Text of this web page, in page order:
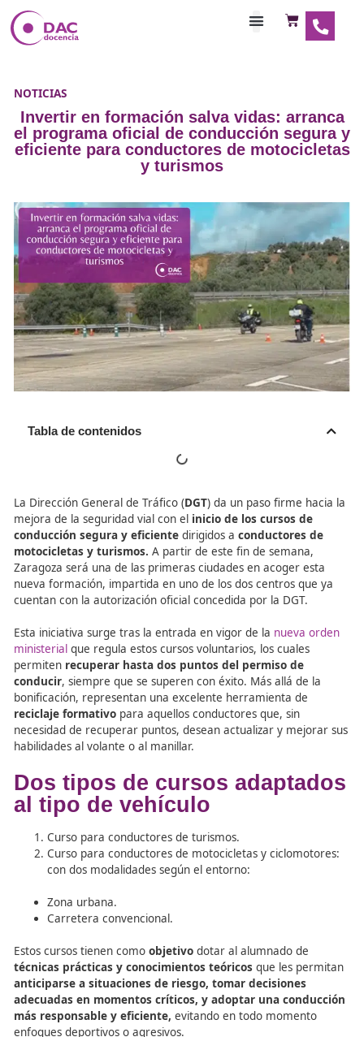
NOTICIAS
Invertir en formación salva vidas:
el programa oficial de conducción
eficiente para conductores de
Tabla de contenidos
La Dirección General de Tráfico (DGT) da un paso firme
inicio de los cursos
conducción segura y eficientedirigidos a
motocicletas y turismos.A partir de este fin de
Zaragoza será una de las primeras ciudades en acoger
nueva formación, impartida en uno de los dos centros
cuentan con la autorización oficial concedida por la DGT.
Esta iniciativa surge tras la entrada en vigor de la
permiten recuperar hasta dos puntos del permiso de
conducir, siempre que se superen con éxito. Más allá
reciclaje formativopara aquellos conductores que, sin
necesidad de recuperar puntos, desean actualizar y
habilidades al volante o al manillar.
Dos tipos de cursos
al tipo de vehículo
Curso para conductores de turismos.
Curso para conductores de motocicletas y
con dos modalidades según el entorno: